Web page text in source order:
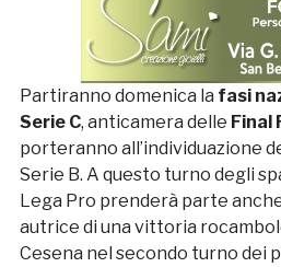
Partiranno domenica la fasi
Serie C, anticamera delle Final
porteranno all’individuazione
Serie B. A questo turno degli
Lega Pro prenderà parte
autrice di una vittoria
Cesena nel secondo turno dei